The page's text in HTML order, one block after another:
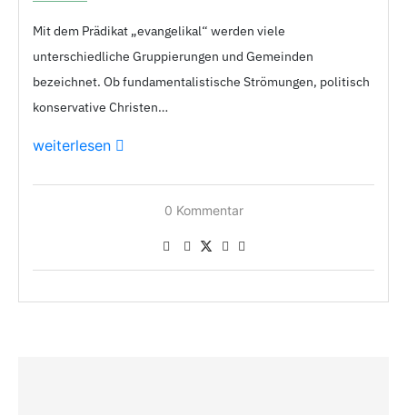
Mit dem Prädikat „evangelikal“ werden viele
unterschiedliche Gruppierungen und Gemeinden
bezeichnet. Ob fundamentalistische Strömungen, politisch
konservative Christen…
weiterlesen
0 Kommentar